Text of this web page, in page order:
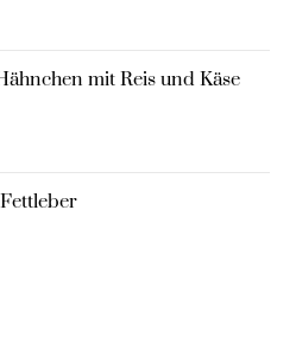
mit Reis und Käse